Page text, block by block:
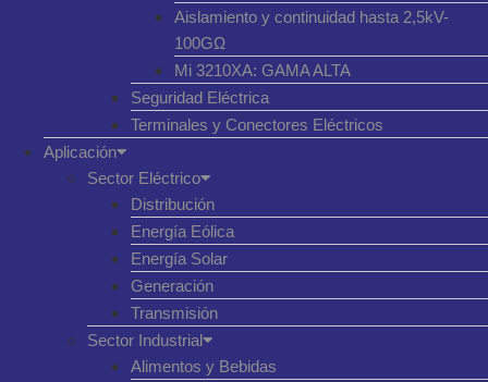
Aislamiento y continuidad hasta 2,5kV-
100GΩ
Mi 3210XA: GAMA ALTA
Seguridad Eléctrica
Terminales y Conectores Eléctricos
Aplicación
Sector Eléctrico
Distribución
Energía Eólica
Energía Solar
Generación
Transmisión
Sector Industrial
Alimentos y Bebidas